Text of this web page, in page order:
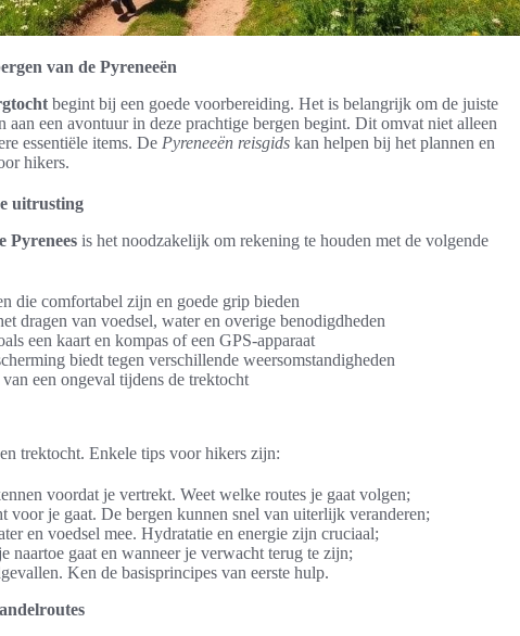
van de Pyreneeën
begint bij een goede voorbereiding. Het is belangrijk om de juiste
aan een avontuur in deze prachtige bergen begint. Dit omvat niet alleen
essentiële items. De Pyreneeën reisgids kan helpen bij het plannen en
hikers.
uitrusting
Pyrenees is het noodzakelijk om rekening te houden met de volgende
die comfortabel zijn en goede grip bieden
dragen van voedsel, water en overige benodigdheden
een kaart en kompas of een GPS-apparaat
biedt tegen verschillende weersomstandigheden
een ongeval tijdens de trektocht
trektocht. Enkele tips voor hikers zijn:
voordat je vertrekt. Weet welke routes je gaat volgen;
voor je gaat. De bergen kunnen snel van uiterlijk veranderen;
en voedsel mee. Hydratatie en energie zijn cruciaal;
naartoe gaat en wanneer je verwacht terug te zijn;
Ken de basisprincipes van eerste hulp.